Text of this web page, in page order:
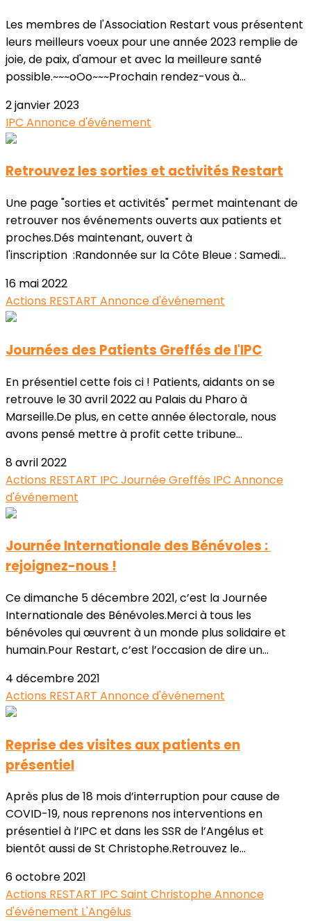
Les membres de l'Association Restart vous présentent
leurs meilleurs voeux pour une année 2023 remplie de
joie, de paix, d'amour et avec la meilleure santé
possible.~~~oOo~~~Prochain rendez-vous à...
2 janvier 2023
IPC Annonce d'événement
Retrouvez les sorties et activités Restart
Une page "sorties et activités" permet maintenant de
retrouver nos événements ouverts aux patients et
proches.Dés maintenant, ouvert à
l'inscription :Randonnée sur la Côte Bleue : Samedi...
16 mai 2022
Actions RESTART Annonce d'événement
Journées des Patients Greffés de l'IPC
En présentiel cette fois ci ! Patients, aidants on se
retrouve le 30 avril 2022 au Palais du Pharo à
Marseille.De plus, en cette année électorale, nous
avons pensé mettre à profit cette tribune...
8 avril 2022
Actions RESTART IPC Journée Greffés IPC Annonce
d'événement
Journée Internationale des Bénévoles :
rejoignez-nous !
Ce dimanche 5 décembre 2021, c’est la Journée
Internationale des Bénévoles.Merci à tous les
bénévoles qui œuvrent à un monde plus solidaire et
humain.Pour Restart, c’est l’occasion de dire un...
4 décembre 2021
Actions RESTART Annonce d'événement
Reprise des visites aux patients en
présentiel
Après plus de 18 mois d’interruption pour cause de
COVID-19, nous reprenons nos interventions en
présentiel à l’IPC et dans les SSR de l’Angélus et
bientôt aussi de St Christophe.Retrouvez le...
6 octobre 2021
Actions RESTART IPC Saint ChristopheAnnonce
d'événement L'Angélus